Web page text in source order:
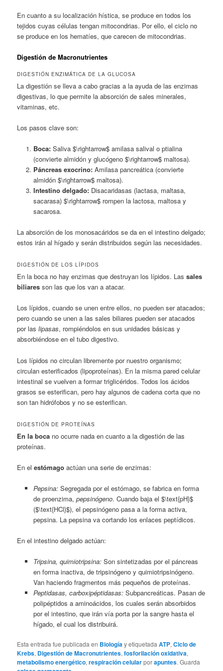
En cuanto a su localización hística, se produce en todos los
tejidos cuyas células tengan mitocondrias. Por ello, el ciclo no
se produce en los hematíes, que carecen de mitocondrias.
Digestión de Macronutrientes
DIGESTIÓN ENZIMÁTICA DE LA GLUCOSA
La digestión se lleva a cabo gracias a la ayuda de las enzimas
digestivas, lo que permite la absorción de sales minerales,
vitaminas, etc.
Los pasos clave son:
Boca:Saliva $\rightarrow$ amilasa salival o ptialina
(convierte almidón y glucógeno $\rightarrow$ maltosa).
Páncreas exocrino:Amilasa pancreática (convierte
almidón $\rightarrow$ maltosa).
Intestino delgado:Disacaridasas (lactasa, maltasa,
sacarasa) $\rightarrow$ rompen la lactosa, maltosa y
sacarosa.
La absorción de los monosacáridos se da en el intestino delgado;
estos irán al hígado y serán distribuidos según las necesidades.
DIGESTIÓN DE LOS LÍPIDOS
En la boca no hay enzimas que destruyan los lípidos. Lassales
biliares son las que los van a atacar.
Los lípidos, cuando se unen entre ellos, no pueden ser atacados;
pero cuando se unen a las sales biliares pueden ser atacados
por laslipasas, rompiéndolos en sus unidades básicas y
absorbiéndose en el tubo digestivo.
Los lípidos no circulan libremente por nuestro organismo;
circulan esterificados (lipoproteínas). En la misma pared celular
intestinal se vuelven a formar triglicéridos. Todos los ácidos
grasos se esterifican, pero hay algunos de cadena corta que no
son tan hidrófobos y no se esterifican.
DIGESTIÓN DE PROTEÍNAS
En la boca no ocurre nada en cuanto a la digestión de las
proteínas.
En elestómago actúan una serie de enzimas:
Pepsina:Segregada por el estómago, se fabrica en forma
de proenzima, pepsinógeno. Cuando baja el $\text{pH}$
($\text{HCl}$), el pepsinógeno pasa a la forma activa,
pepsina. La pepsina va cortando los enlaces peptídicos.
En el intestino delgado actúan:
Tripsina, quimiotripsina:Son sintetizadas por el páncreas
en forma inactiva, de tripsinógeno y quimiotripsinógeno.
Van haciendo fragmentos más pequeños de proteínas.
Peptidasas, carboxipéptidasas:Subpancreáticas. Pasan de
polipéptidos a aminoácidos, los cuales serán absorbidos
por el intestino, que irán vía porta por la sangre hasta el
hígado, el cual los distribuirá.
Esta entrada fue publicada en Biologíay etiquetadaATP,Ciclo de
Krebs, Digestión de Macronutrientes,fosforilación oxidativa,
metabolismo energético,respiración celularporapuntes. Guarda